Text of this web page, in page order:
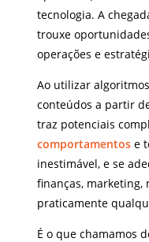
tecnologia. A
trouxe
operações e
Ao utilizar
conteúdos a partir
traz potenciais
comportamentos e
inestimável, e se
finanças, marketing,
praticamente
É o que chamamos